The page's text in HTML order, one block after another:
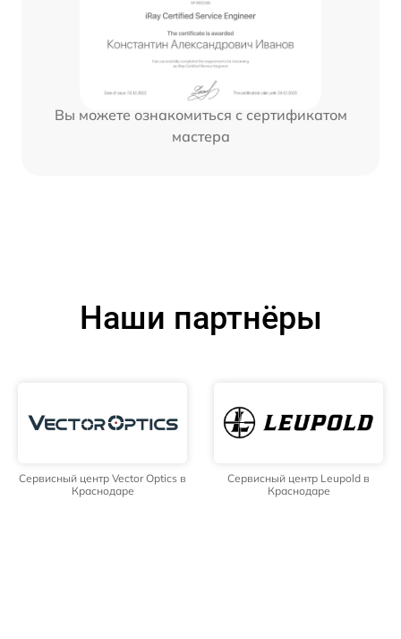
Вы можете ознакомиться с сертификатом
мастера
Наши партнёры
Сервисный центр Vector Optics в
Краснодаре
Сервисный центр Leupold в
Краснодаре